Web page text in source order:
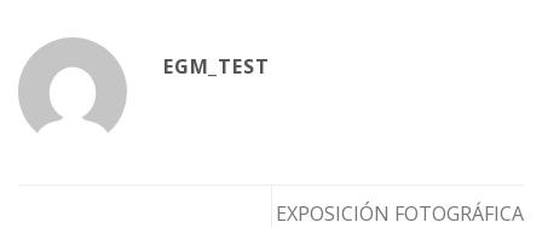
EGM_TEST
EXPOSICIÓN FOTOGRÁFICA